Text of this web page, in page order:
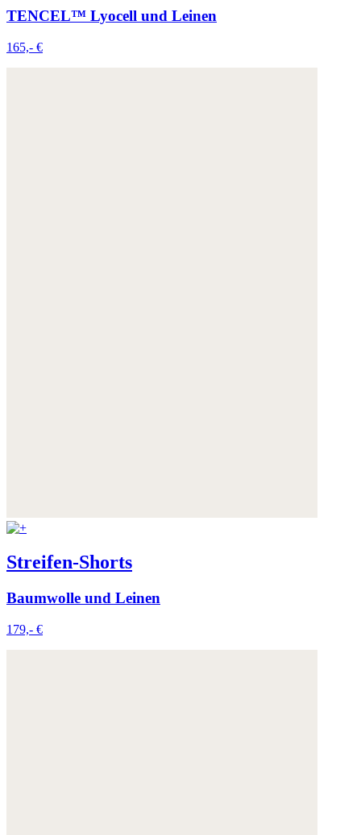
TENCEL™ Lyocell und Leinen
165,- €
Streifen-Shorts
Baumwolle und Leinen
179,- €